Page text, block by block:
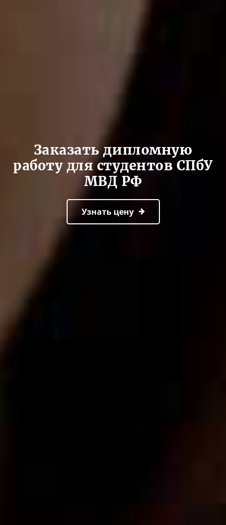
Заказать дипломную
работу для студентов СПбУ
МВД РФ
Узнать цену